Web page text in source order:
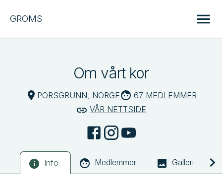
GROMS
Om vårt kor
PORSGRUNN, NORGE
67 MEDLEMMER
VÅR NETTSIDE
Info Medlemmer Galleri